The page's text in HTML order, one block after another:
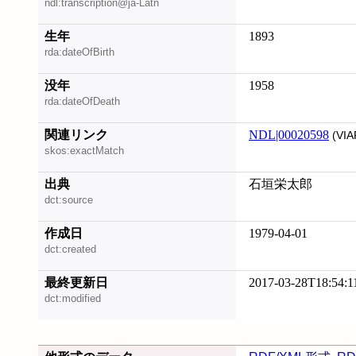
ndl:transcription@ja-Latn
生年
rda:dateOfBirth
1893
没年
rda:dateOfDeath
1958
関連リンク
skos:exactMatch
NDL|00020598
出典
dct:source
石垣栄太郎
作成日
dct:created
1979-04-01
最終更新日
dct:modified
2017-03-